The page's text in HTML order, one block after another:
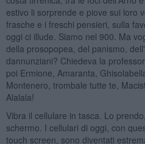
estivo li sorprende e piove sui loro
frasche e i freschi pensieri, sulla
oggi ci illude. Siamo nel 900. Ma
della prosopopea, del panismo,
dannunziani? Chiedeva la
poi Ermione, Amaranta,
Montenero, trombale tutte te,
Alalala!
Vibra il cellulare in tasca. Lo
schermo. I cellulari di oggi, con
touch screen, sono diventati